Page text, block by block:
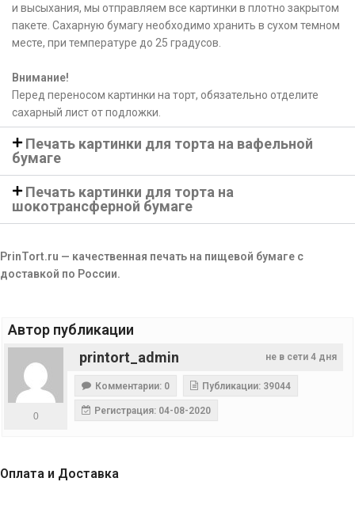
и высыхания, мы отправляем все картинки в плотно закрытом
пакете. Сахарную бумагу необходимо хранить в сухом темном
месте, при температуре до 25 градусов.
Внимание!
Перед переносом картинки на торт, обязательно отделите
сахарный лист от подложки.
Печать картинки для торта на вафельной
бумаге
Печать картинки для торта на
шокотрансферной бумаге
PrinTort.ru — качественная печать на пищевой бумаге с
доставкой по России.
Автор публикации
не в сети 4 дня
printort_admin
0
Комментарии: 0 Публикации: 39044
Регистрация: 04-08-2020
Оплата и Доставка